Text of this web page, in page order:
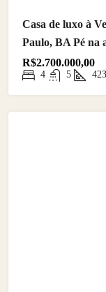
Casa de luxo à
Paulo, BA Pé na
R$2.700.000,00
4 5 423